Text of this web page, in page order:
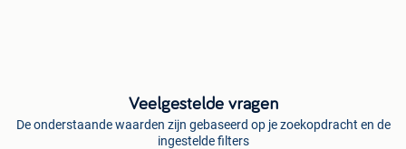
Veelgestelde vragen
De onderstaande waarden zijn gebaseerd op je zoekopdracht en de
ingestelde filters